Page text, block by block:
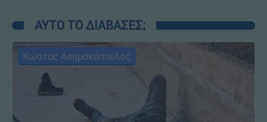
ΑΥΤΟ ΤΟ ΔΙΑΒΑΣΕΣ;
Κώστας Ασημακόπουλος